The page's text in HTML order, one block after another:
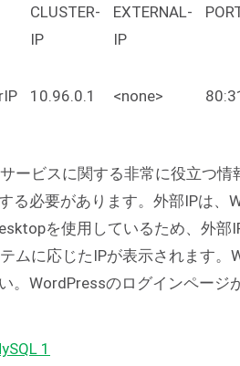
CLUSTER-
IP
EXTERNAL-
IP
10.96.0.1 <none>
ービスに関する非常に役立つ
る必要があります。外部IPは、
を使用しているため、外部
ムに応じたIPが表示されます。
。WordPressのログインページ